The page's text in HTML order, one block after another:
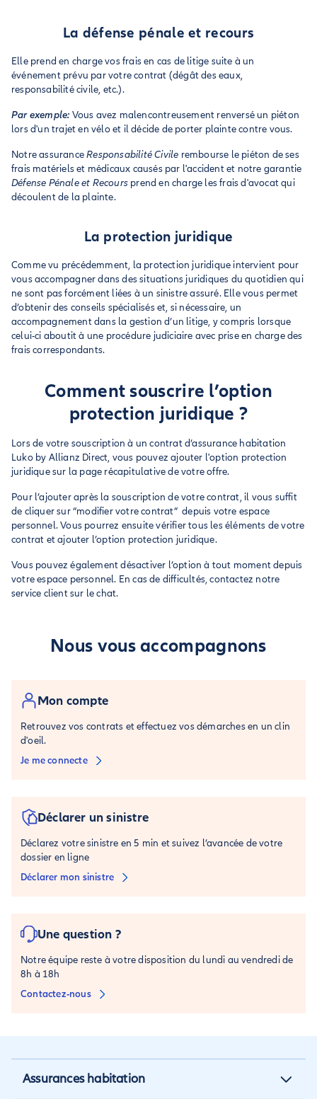
La défense pénale et recours
Elle prend en charge vos frais en cas de litige suite à un
événement prévu par votre contrat (dégât des eaux,
responsabilité civile, etc.).
Par exemple: Vous avez malencontreusement renversé un piéton
lors d'un trajet en vélo et il décide de porter plainte contre vous.
Notre assuranceResponsabilité Civile rembourse le piéton de ses
frais matériels et médicaux causés par l'accident et notre garantie
Défense Pénale et Recours prend en charge les frais d'avocat qui
découlent de la plainte.
La protection juridique
Comme vu précédemment, la protection juridique intervient pour
vous accompagner dans des situations juridiques du quotidien qui
ne sont pas forcément liées à un sinistre assuré. Elle vous permet
d’obtenir des conseils spécialisés et, si nécessaire, un
accompagnement dans la gestion d’un litige, y compris lorsque
celui-ci aboutit à une procédure judiciaire avec prise en charge des
frais correspondants.
Comment souscrire l’option
protection juridique ?
Lors de votre souscription à un contrat d’assurance habitation
Luko by Allianz Direct, vous pouvez ajouter l'option protection
juridique sur la page récapitulative de votre offre.
Pour l’ajouter après la souscription de votre contrat, il vous suffit
de cliquer sur “modifier votre contrat” depuis votre espace
personnel. Vous pourrez ensuite vérifier tous les éléments de votre
contrat et ajouter l’option protection juridique.
Vous pouvez également désactiver l’option à tout moment depuis
votre espace personnel. En cas de difficultés, contactez notre
service client sur le chat.
Nous vous accompagnons
Mon compte
Retrouvez vos contrats et effectuez vos démarches en un clin
d'oeil.
Je me connecte
Déclarer un sinistre
Déclarez votre sinistre en 5 min et suivez l’avancée de votre
dossier en ligne
Déclarer mon sinistre
Une question ?
Notre équipe reste à votre disposition du lundi au vendredi de
8h à 18h
Contactez-nous
Assurances habitation